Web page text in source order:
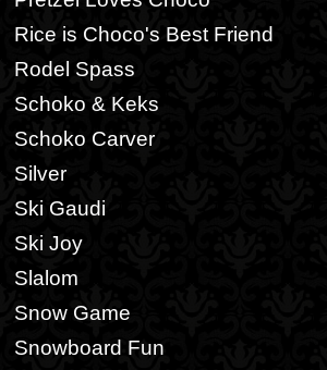
Rice is Choco's Best Friend
Rodel Spass
Schoko & Keks
Schoko Carver
Silver
Ski Gaudi
Ski Joy
Slalom
Snow Game
Snowboard Fun